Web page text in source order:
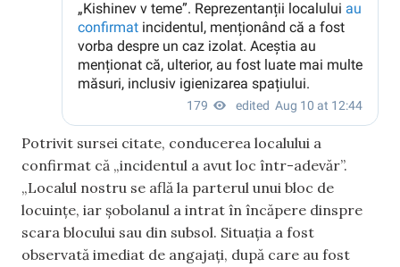
Potrivit sursei citate, conducerea localului a
confirmat că „incidentul a avut loc într-adevăr”.
„Localul nostru se află la parterul unui bloc de
locuințe, iar șobolanul a intrat în încăpere dinspre
scara blocului sau din subsol. Situația a fost
observată imediat de angajați, după care au fost